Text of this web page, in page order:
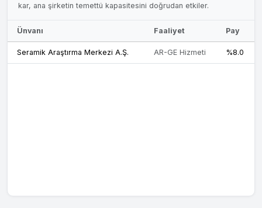
kar, ana şirketin temettü kapasitesini doğrudan etkiler.
Ünvanı Faaliyet Pay
Seramik Araştırma Merkezi A.Ş. AR-GE Hizmeti %8.0